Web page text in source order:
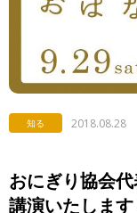
知る 2018.08.28
おにぎり協会
講演いたします